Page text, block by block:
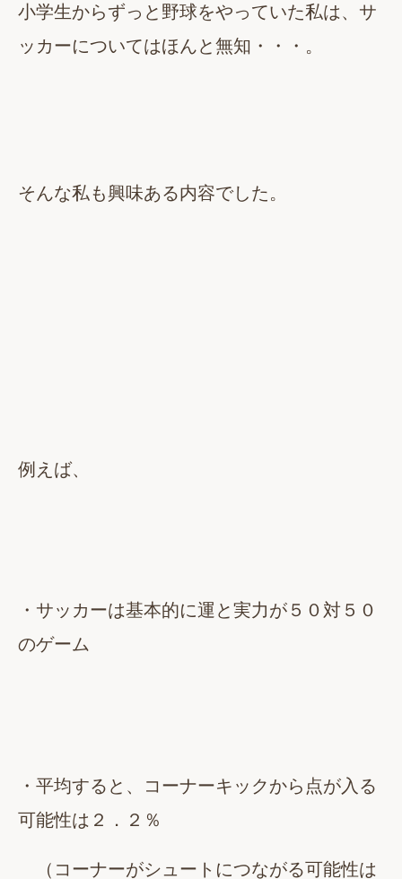
小学生からずっと野球をやっていた私は、サ
ッカーについてはほんと無知・・・。
そんな私も興味ある内容でした。
例えば、
・サッカーは基本的に運と実力が５０対５０
のゲーム
・平均すると、コーナーキックから点が入る
可能性は２．２％
（コーナーがシュートにつながる可能性は